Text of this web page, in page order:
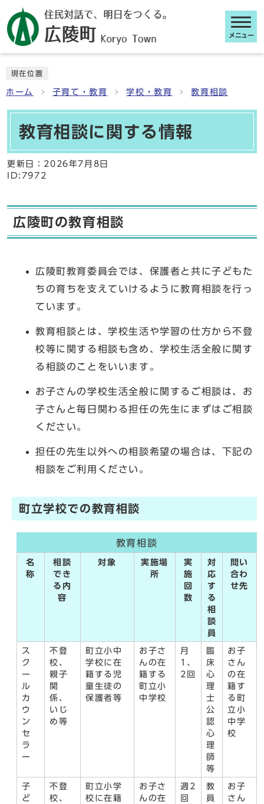
メニュー
現在位置
ホーム 子育て・教育 学校・教育 教育相談
教育相談に関する情報
更新日： 2026年7月8日
ID:7972
広陵町の教育相談
広陵町教育委員会では、保護者と共に子どもた
ちの育ちを支えていけるように教育相談を行っ
ています。
教育相談とは、学校生活や学習の仕方から不登
校等に関する相談も含め、学校生活全般に関す
る相談のことをいいます。
お子さんの学校生活全般に関するご相談は、お
子さんと毎日関わる担任の先生にまずはご相談
ください。
担任の先生以外への相談希望の場合は、下記の
相談をご利用ください。
町立学校での教育相談
教育相談
名
称
相談
でき
る内
容
対象
実施場
所
実
施
回
数
対
応
す
る
相
談
員
問い
合わ
せ先
ス
ク
ー
ル
カ
ウ
ン
セ
ラ
ー
不登
校、
親子
関
係、
いじ
め等
町立小中
学校に在
籍する児
童生徒の
保護者等
お子さ
んの在
籍する
町立小
中学校
月
1、
2回
臨
床
心
理
士
公
認
心
理
師
等
お子
さん
の在
籍す
る町
立小
中学
校
子
ど
不登
校、
町立小学
校に在籍
お子さ
んの在
週2
回
教
員
お子
さん